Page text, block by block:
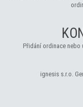
Přidání ordinace nebo
ignesis s.r.o.